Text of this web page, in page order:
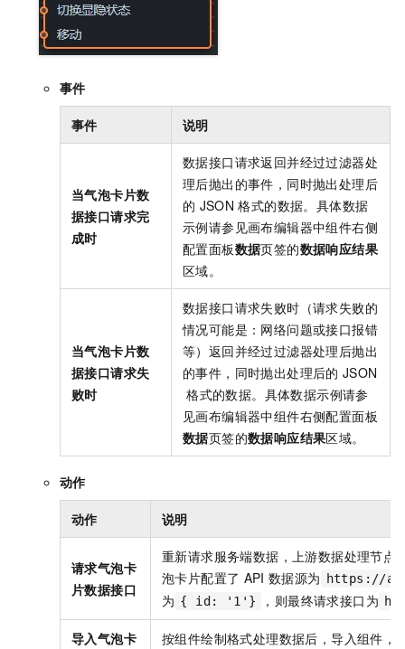
事件
事件 说明
当气泡卡片数
据接口请求完
成时
数据接口请求返回并经过过滤器处
理后抛出的事件，同时抛出处理后
的 JSON 格式的数据。具体数据
示例请参见画布编辑器中组件右侧
配置面板数据页签的数据响应结果
区域。
当气泡卡片数
据接口请求失
败时
数据接口请求失败时（请求失败的
情况可能是：网络问题或接口报错
等）返回并经过过滤器处理后抛出
的事件，同时抛出处理后的 JSON
格式的数据。具体数据示例请参
见画布编辑器中组件右侧配置面板
数据页签的数据响应结果区域。
动作
动作 说明
请求气泡卡
片数据接口
重新请求服务端数据，上游数据处理节点
泡卡片配置了 API 数据源为 https://
为 { id: '1'} ，则最终请求接口为
导入气泡卡
按组件绘制格式处理数据后，导入组件，